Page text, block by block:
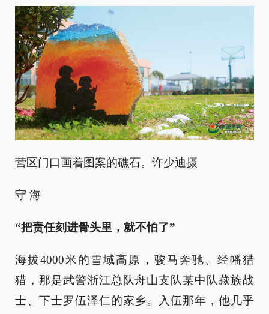
营区门口画着图案的礁石。许少迪摄
守 海
“把责任刻进骨头里，就不怕了”
海拔4000米的雪域高原，骏马奔驰、经幡猎
猎，那是武警浙江总队舟山支队某中队藏族战
士、下士罗伍泽仁的家乡。入伍那年，他几乎